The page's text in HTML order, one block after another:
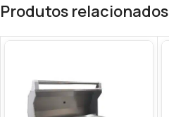
Produtos relacionados